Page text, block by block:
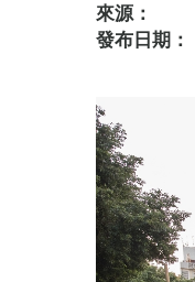
來源：
發布日期：